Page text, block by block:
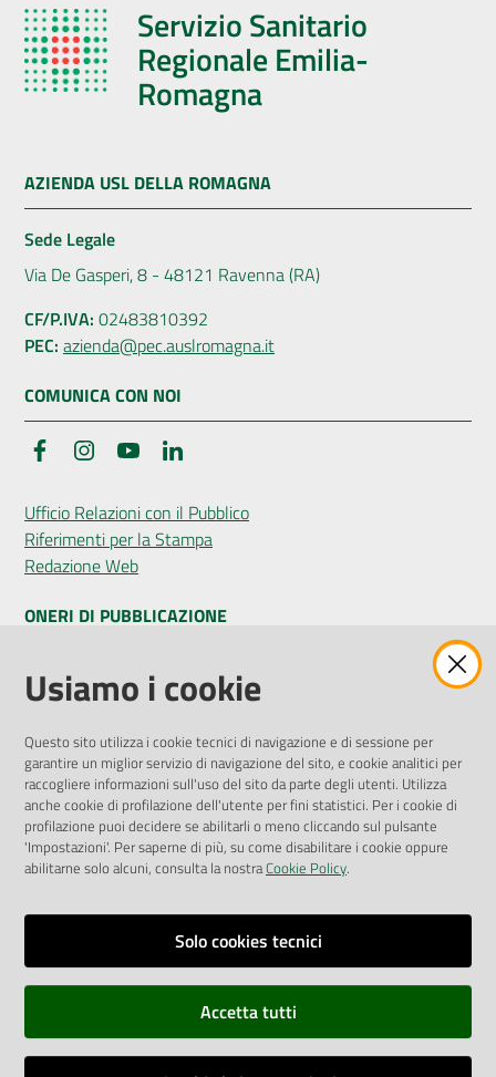
Servizio Sanitario
Regionale Emilia-
Romagna
AZIENDA USL DELLA ROMAGNA
Sede Legale
Via De Gasperi, 8 - 48121 Ravenna (RA)
CF/P.IVA: 02483810392
PEC: azienda@pec.auslromagna.it
COMUNICA CON NOI
FacebookInstagramYouTube
Ufficio Relazioni con il Pubblico
Riferimenti per la Stampa
Redazione Web
ONERI DI PUBBLICAZIONE
Amministrazione Trasparente
Pubblicità legale
Privacy Policy
Attuazione Misure PNRR
Liste di Attesa
ENTI, IMPRESE E PARTNER
Fatturazione Elettronica
Richiesta Patrocinio
Dichiarazione di Accessibilità
Usiamo i cookie
Questo sito utilizza i cookie tecnici di navigazione e di sessione per
garantire un miglior servizio di navigazione del sito, e cookie analitici per
raccogliere informazioni sull'uso del sito da parte degli utenti. Utilizza
anche cookie di profilazione dell'utente per fini statistici. Per i cookie di
profilazione puoi decidere se abilitarli o meno cliccando sul pulsante
'Impostazioni'. Per saperne di più, su come disabilitare i cookie oppure
abilitarne solo alcuni, consulta la nostraCookie Policy.
Solo cookies tecnici
Accetta tutti